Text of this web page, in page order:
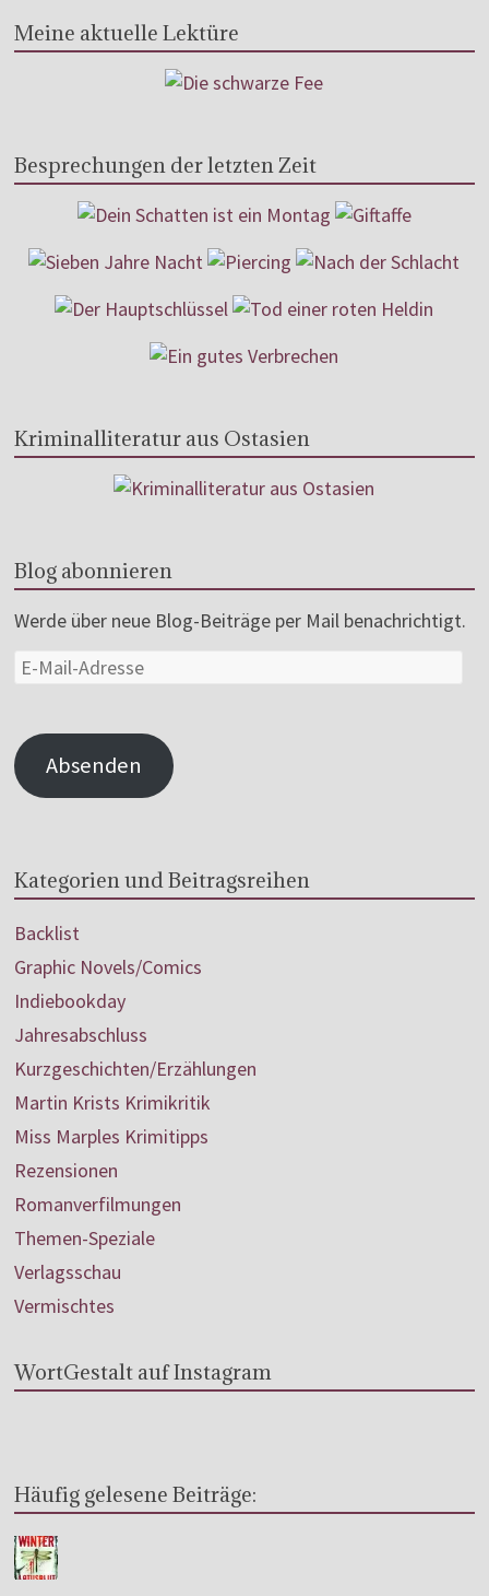
Meine aktuelle Lektüre
Besprechungen der letzten Zeit
Kriminalliteratur aus Ostasien
Blog abonnieren
Werde über neue Blog-Beiträge per Mail benachrichtigt.
Absenden
Kategorien und Beitragsreihen
Backlist
Graphic Novels/Comics
Indiebookday
Jahresabschluss
Kurzgeschichten/Erzählungen
Martin Krists Krimikritik
Miss Marples Krimitipps
Rezensionen
Romanverfilmungen
Themen-Speziale
Verlagsschau
Vermischtes
WortGestalt auf Instagram
Häufig gelesene Beiträge: